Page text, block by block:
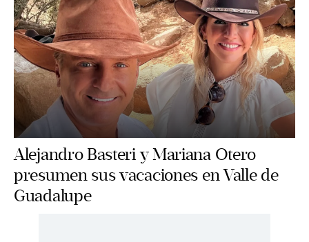
Alejandro Basteri y Mariana Otero
presumen sus vacaciones en Valle de
Guadalupe